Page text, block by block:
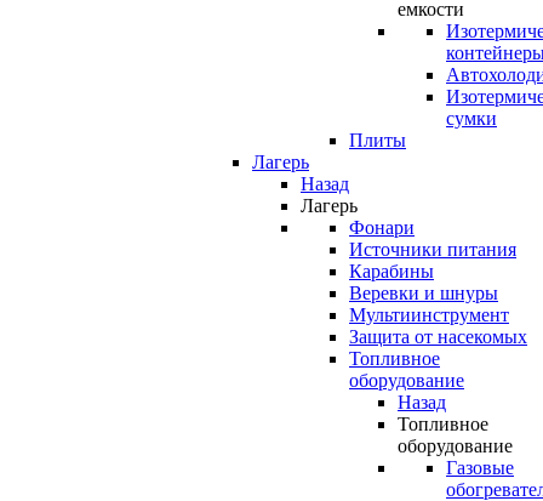
емкости
сумки
Плиты
Лагерь
Назад
Лагерь
Фонари
Источники питания
Карабины
Веревки и шнуры
Мультиинструмент
Защита от насекомых
Топливное
оборудование
Назад
Топливное
оборудование
Газовые